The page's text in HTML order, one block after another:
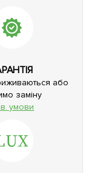
або
заміну
умови